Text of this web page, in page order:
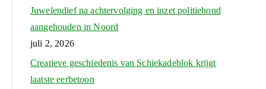
Juwelendief na achtervolging en inzet politiehond
aangehouden in Noord
juli 2, 2026
Creatieve geschiedenis van Schiekadeblok krijgt
laatste eerbetoon